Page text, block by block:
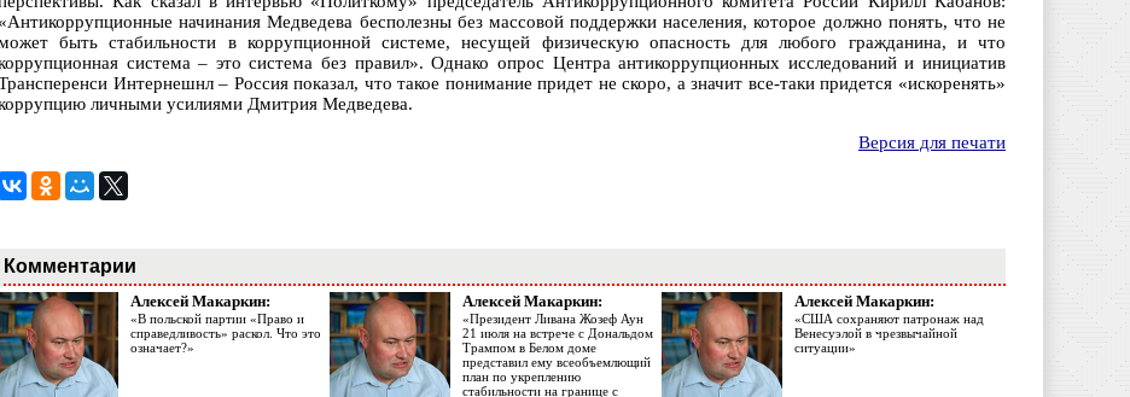
«Антикоррупционные начинания Медведева бесполезны без массовой поддержки населения, которое должно понять, что не
быть стабильности в коррупционной системе, несущей физическую опасность для любого гражданина, и что
система – это система без правил». Однако опрос Центра антикоррупционных исследований и инициатив
Интернешнл – Россия показал, что такое понимание придет не скоро, а значит все-таки придется «искоренять»
личными усилиями Дмитрия Медведева.
Версия для печати
Комментарии
Алексей Макаркин:
«В польской партии «Право и
справедливость» раскол. Что это
означает?»
Алексей Макаркин:
«Президент Ливана Жозеф Аун
21 июля на встрече с Дональдом
Трампом в Белом доме
представил ему всеобъемлющий
план по укреплению
стабильности на границе с
Алексей Макаркин:
«США сохраняют патронаж над
Венесуэлой в чрезвычайной
ситуации»